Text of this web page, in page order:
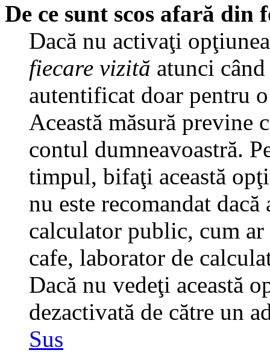
De ce sunt scos afară din
Dacă nu activaţi
fiecare vizită atunci
autentificat doar pentru
Această măsură previne
contul dumneavoastră.
timpul, bifaţi această
nu este recomandat
calculator public, cum
cafe, laborator de
Dacă nu vedeţi această
dezactivată de către un
Sus